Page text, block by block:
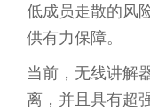
低成员走散的风
供有力保障。
当前，无线讲解
离，并且具有超